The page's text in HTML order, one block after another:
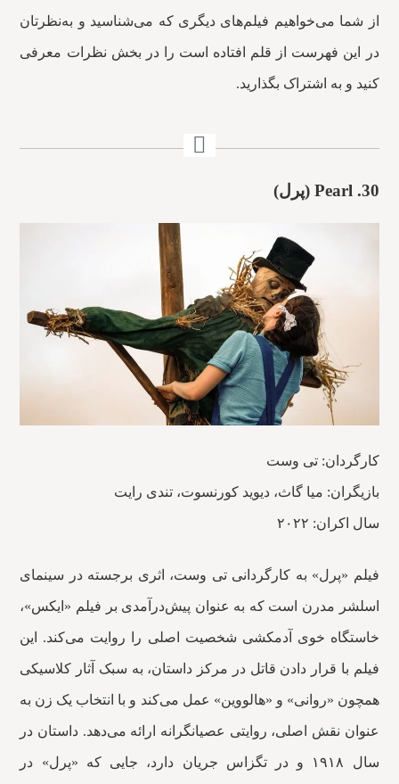
از شما می‌خواهیم فیلم‌های دیگری که می‌شناسید و به‌نظرتان
در این فهرست از قلم افتاده است را در بخش نظرات معرفی
کنید و به اشتراک بگذارید.
30. Pearl (پرل)
کارگردان: تی وست
بازیگران: میا گاث، دیوید کورنسوت، تندی رایت
سال اکران: ۲۰۲۲
فیلم «پرل» به کارگردانی تی وست، اثری برجسته در سینمای
اسلشر مدرن است که به عنوان پیش‌درآمدی بر فیلم «ایکس»،
خاستگاه خوی آدمکشی شخصیت اصلی را روایت می‌کند. این
فیلم با قرار دادن قاتل در مرکز داستان، به سبک آثار کلاسیکی
همچون «روانی» و «هالووین» عمل می‌کند و با انتخاب یک زن به
عنوان نقش اصلی، روایتی عصیانگرانه ارائه می‌دهد. داستان در
سال ۱۹۱۸ و در تگزاس جریان دارد، جایی که «پرل» در